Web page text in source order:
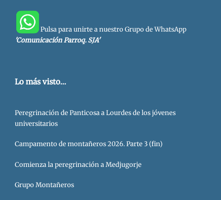
Pulsa para unirte a nuestro Grupo de WhatsApp
'Comunicación Parroq. SJA'
Lo más visto...
Peregrinación de Panticosa a Lourdes de los jóvenes
universitarios
Campamento de montañeros 2026. Parte 3 (fin)
Comienza la peregrinación a Medjugorje
Grupo Montañeros